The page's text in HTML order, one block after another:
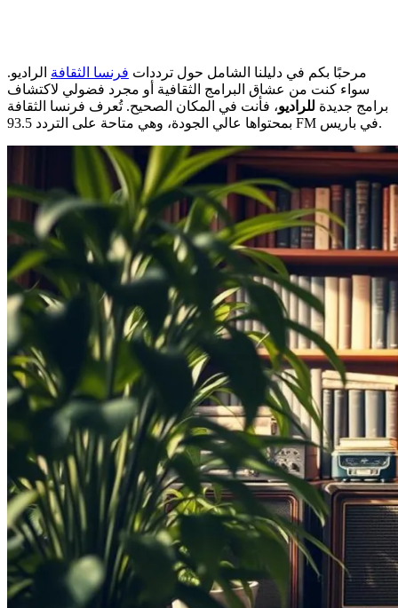
مرحبًا بكم في دليلنا الشامل حول ترددات فرنسا الثقافة الراديو.
سواء كنت من عشاق البرامج الثقافية أو مجرد فضولي لاكتشاف
برامج جديدة للراديو، فأنت في المكان الصحيح. تُعرف فرنسا الثقافة
بمحتواها عالي الجودة، وهي متاحة على التردد 93.5 FM في باريس.